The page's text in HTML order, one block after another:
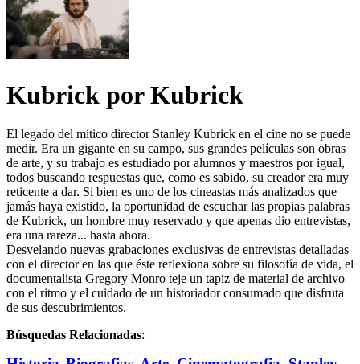
Kubrick por Kubrick
El legado del mítico director Stanley Kubrick en el cine no se puede
medir. Era un gigante en su campo, sus grandes películas son obras
de arte, y su trabajo es estudiado por alumnos y maestros por igual,
todos buscando respuestas que, como es sabido, su creador era muy
reticente a dar. Si bien es uno de los cineastas más analizados que
jamás haya existido, la oportunidad de escuchar las propias palabras
de Kubrick, un hombre muy reservado y que apenas dio entrevistas,
era una rareza... hasta ahora.
Desvelando nuevas grabaciones exclusivas de entrevistas detalladas
con el director en las que éste reflexiona sobre su filosofía de vida, el
documentalista Gregory Monro teje un tapiz de material de archivo
con el ritmo y el cuidado de un historiador consumado que disfruta
de sus descubrimientos.
Búsquedas Relacionadas: